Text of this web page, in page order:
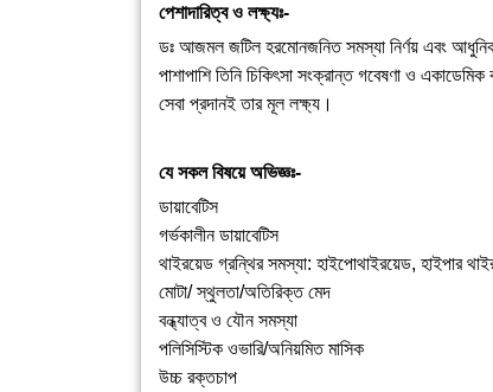
পেশাদারিত্ব ও লক্ষ্যঃ-
ডঃ আজমল জটিল হরমোনজনিত সমস্যা নির্ণয় এবং আধুনিক
পাশাপাশি তিনি চিকিৎসা সংক্রান্ত গবেষণা ও
সেবা প্রদানই তার মূল লক্ষ্য।
যে সকল বিষয়ে অভিজ্ঞঃ-
ডায়াবেটিস
গর্ভকালীন ডায়াবেটিস
থাইরয়েড গ্রন্থির সমস্যা: হাইপোথাইরয়েড, হাইপার
মোটা/ স্থুলতা/অতিরিক্ত মেদ
বন্ধ্যাত্ব ও যৌন সমস্যা
পলিসিস্টিক ওভারি/অনিয়মিত মাসিক
উচ্চ রক্তচাপ